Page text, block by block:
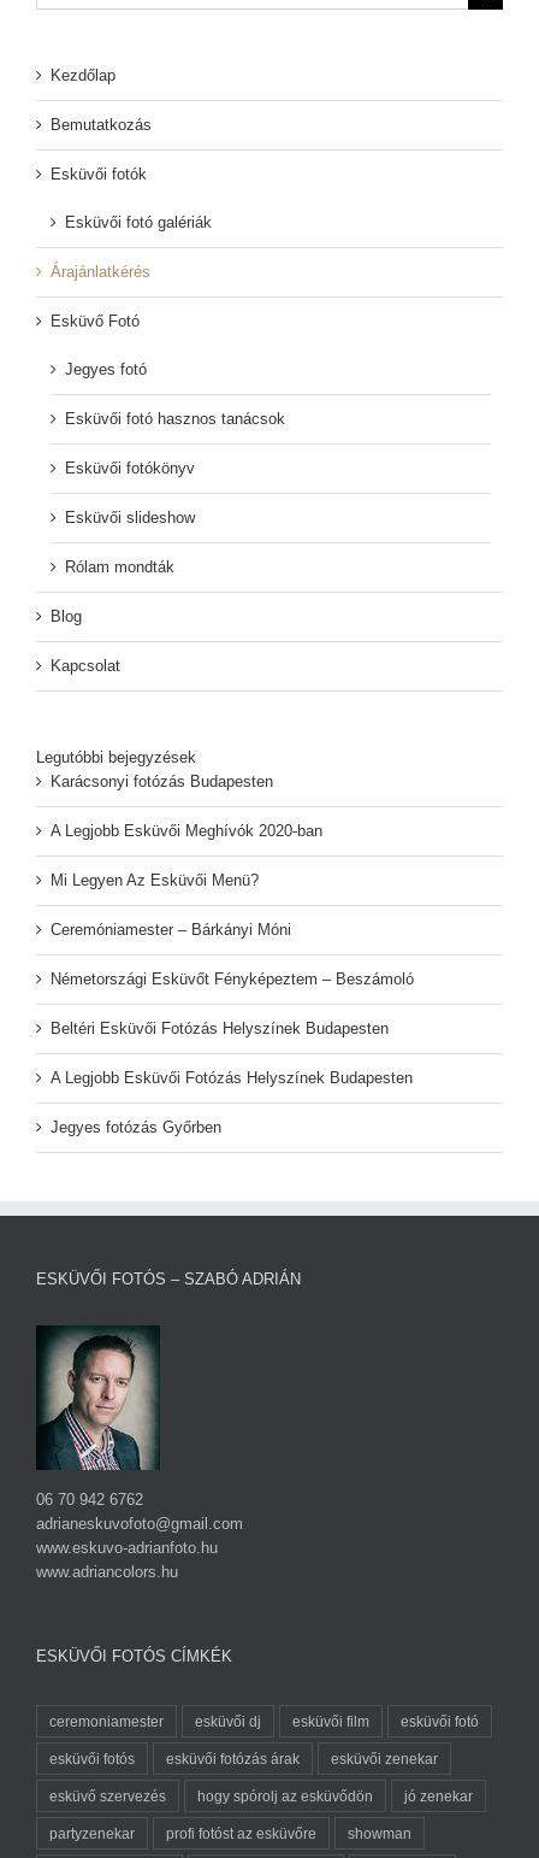
Kezdőlap
Bemutatkozás
Esküvői fotók
Esküvői fotó galériák
Árajánlatkérés
Esküvő Fotó
Jegyes fotó
Esküvői fotó hasznos tanácsok
Esküvői fotókönyv
Esküvői slideshow
Rólam mondták
Blog
Kapcsolat
Legutóbbi bejegyzések
Karácsonyi fotózás Budapesten
A Legjobb Esküvői Meghívók 2020-ban
Mi Legyen Az Esküvői Menü?
Ceremóniamester – Bárkányi Móni
Németországi Esküvőt Fényképeztem – Beszámoló
Beltéri Esküvői Fotózás Helyszínek Budapesten
A Legjobb Esküvői Fotózás Helyszínek Budapesten
Jegyes fotózás Győrben
ESKÜVŐI FOTÓS – SZABÓ ADRIÁN
06 70 942 6762
adrianeskuvofoto@gmail.com
www.eskuvo-adrianfoto.hu
www.adriancolors.hu
ESKÜVŐI FOTÓS CÍMKÉK
ceremoniamester esküvői dj esküvői film esküvői fotó
esküvői fotós esküvői fotózás árak esküvői zenekar
esküvő szervezés hogy spórolj az esküvődön jó zenekar
partyzenekar profi fotóst az esküvőre showman